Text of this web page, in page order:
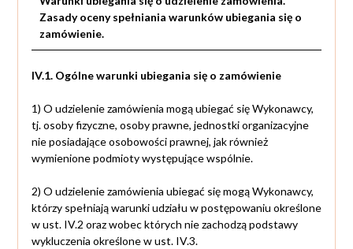
Zasady oceny spełniania warunków ubiegania się o
zamówienie.
IV.1. Ogólne warunki ubiegania się o zamówienie
1) O udzielenie zamówienia mogą ubiegać się Wykonawcy,
tj. osoby fizyczne, osoby prawne, jednostki organizacyjne
nie posiadające osobowości prawnej, jak również
wymienione podmioty występujące wspólnie.
2) O udzielenie zamówienia ubiegać się mogą Wykonawcy,
którzy spełniają warunki udziału w postępowaniu określone
w ust. IV.2 oraz wobec których nie zachodzą podstawy
wykluczenia określone w ust. IV.3.